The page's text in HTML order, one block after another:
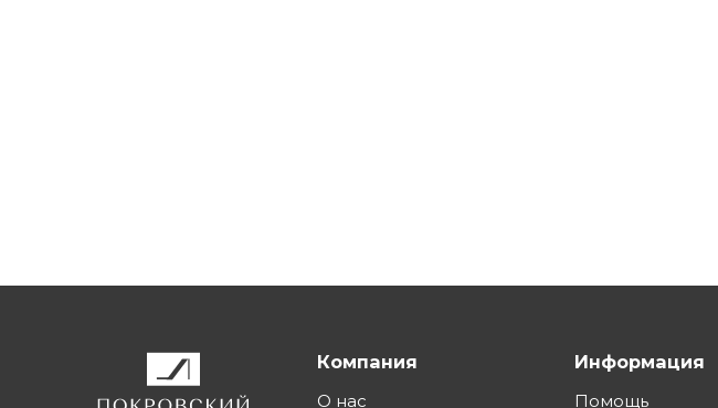
Компания
О нас
Информация
Помощь